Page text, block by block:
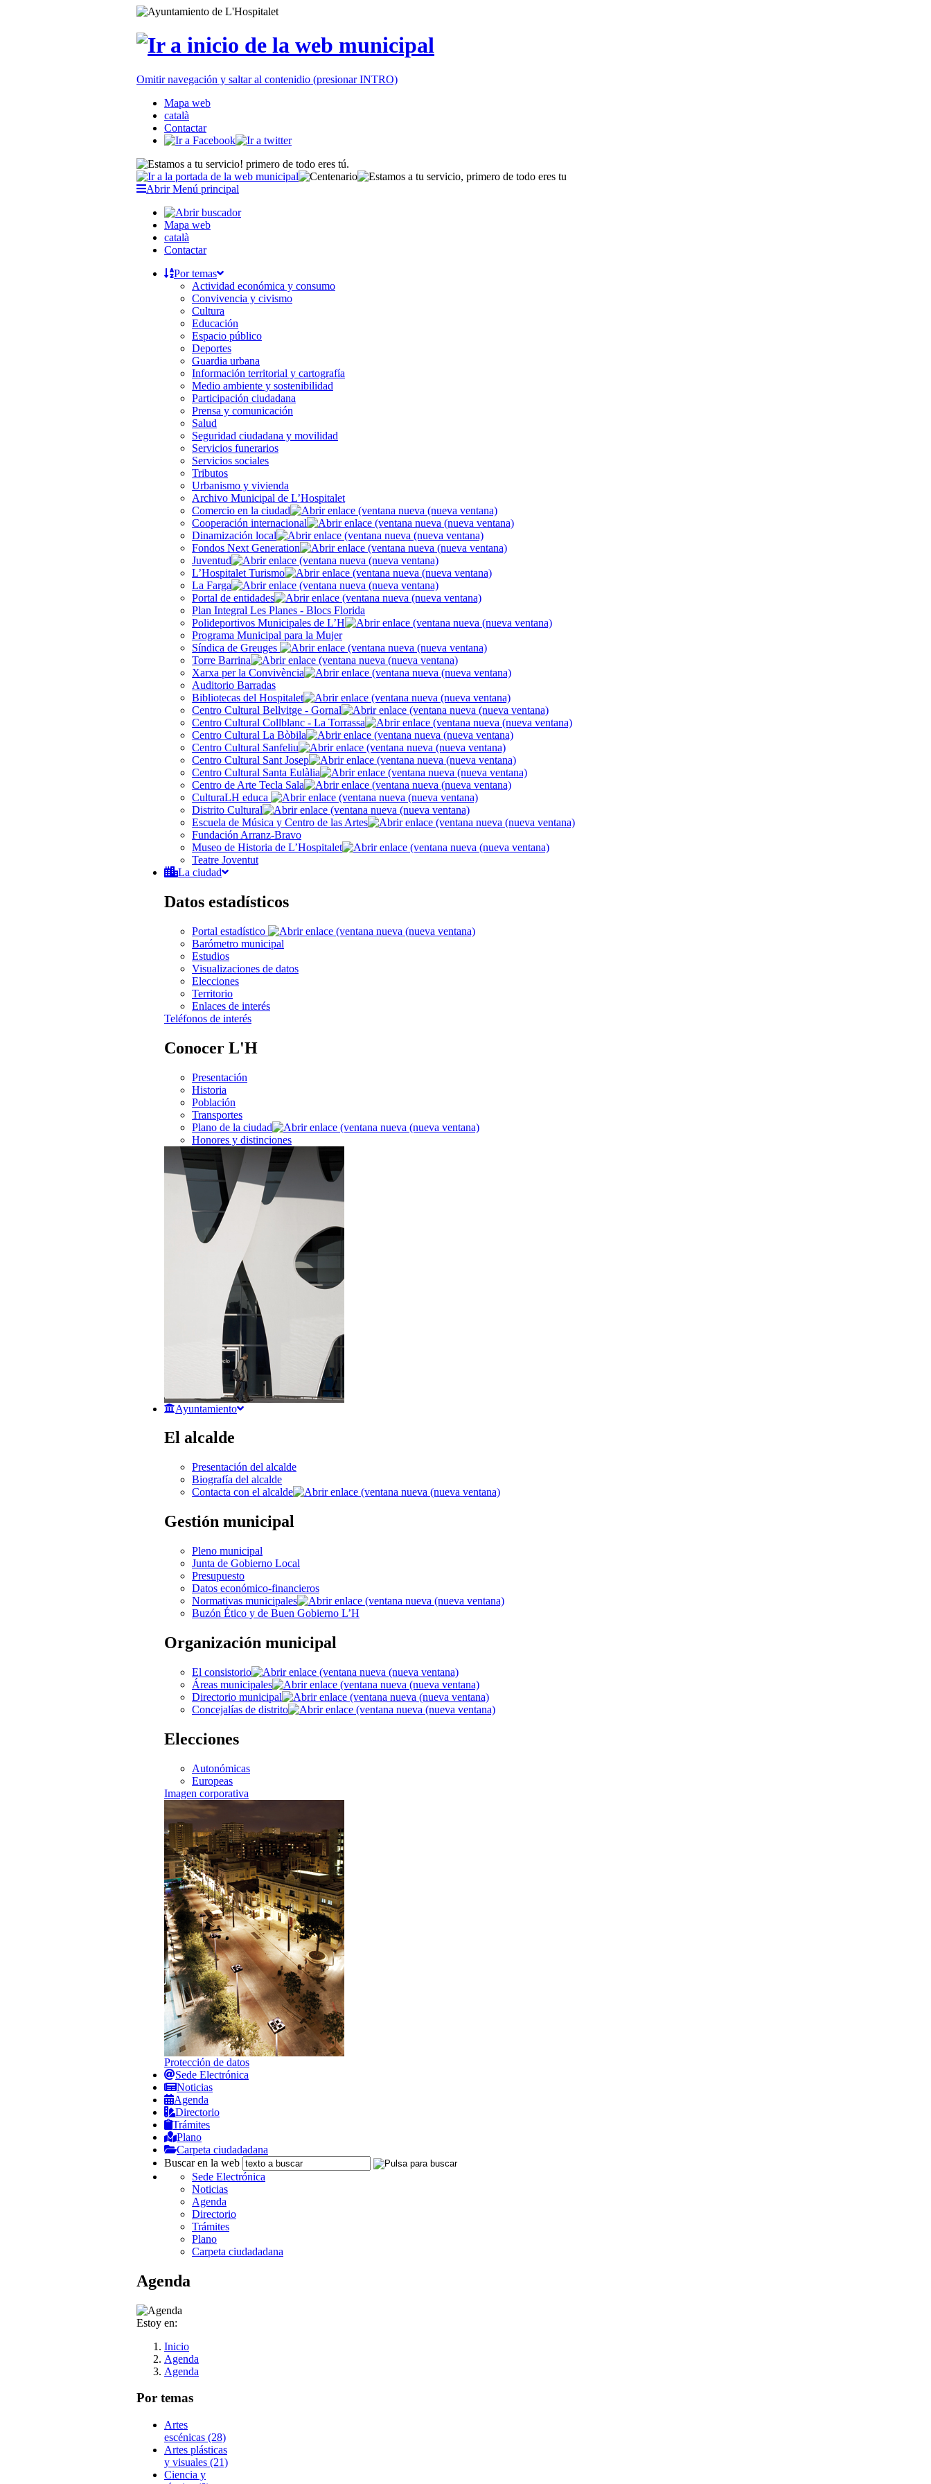
Omitir navegación y saltar al contenidio (presionar INTRO)
Mapa web
català
Contactar
Abrir Menú principal
Mapa web
català
Contactar
Por temas
Actividad económica y consumo
Convivencia y civismo
Cultura
Educación
Espacio público
Deportes
Guardia urbana
Información territorial y cartografía
Medio ambiente y sostenibilidad
Participación ciudadana
Prensa y comunicación
Salud
Seguridad ciudadana y movilidad
Servicios funerarios
Servicios sociales
Tributos
Urbanismo y vivienda
Archivo Municipal de L’Hospitalet
Comercio en la ciudad
Cooperación internacional
Dinamización local
Fondos Next Generation
Juventud
L’Hospitalet Turismo
La Farga
Portal de entidades
Plan Integral Les Planes - Blocs Florida
Polideportivos Municipales de L’H
Programa Municipal para la Mujer
Síndica de Greuges
Torre Barrina
Xarxa per la Convivència
Auditorio Barradas
Bibliotecas del Hospitalet
Centro Cultural Bellvitge - Gornal
Centro Cultural Collblanc - La Torrassa
Centro Cultural La Bòbila
Centro Cultural Sanfeliu
Centro Cultural Sant Josep
Centro Cultural Santa Eulàlia
Centro de Arte Tecla Sala
CulturaLH educa
Distrito Cultural
Escuela de Música y Centro de las Artes
Fundación Arranz-Bravo
Museo de Historia de L’Hospitalet
Teatre Joventut
La ciudad
Datos estadísticos
Portal estadístico
Barómetro municipal
Estudios
Visualizaciones de datos
Elecciones
Territorio
Enlaces de interés
Teléfonos de interés
Conocer L'H
Presentación
Historia
Población
Transportes
Plano de la ciudad
Honores y distinciones
Ayuntamiento
El alcalde
Presentación del alcalde
Biografía del alcalde
Contacta con el alcalde
Gestión municipal
Pleno municipal
Junta de Gobierno Local
Presupuesto
Datos económico-financieros
Normativas municipales
Buzón Ético y de Buen Gobierno L’H
Organización municipal
El consistorio
Áreas municipales
Directorio municipal
Concejalías de distrito
Elecciones
Autonómicas
Europeas
Imagen corporativa
Protección de datos
Sede Electrónica
Noticias
Agenda
Directorio
Trámites
Plano
Carpeta ciudadadana
Buscar en la web
Sede Electrónica
Noticias
Agenda
Directorio
Trámites
Plano
Carpeta ciudadadana
Agenda
Estoy en:
Inicio
Agenda
Agenda
Por temas
Artes
escénicas (28)
Artes plásticas
y visuales (21)
Ciencia y